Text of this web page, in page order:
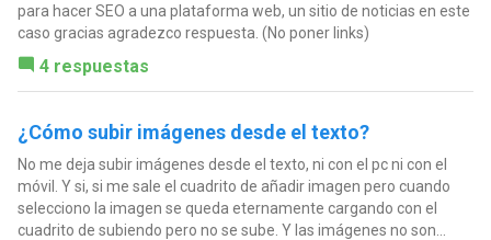
para hacer SEO a una plataforma web, un sitio de noticias en este
caso gracias agradezco respuesta. (No poner links)
4 respuestas
¿Cómo subir imágenes desde el texto?
No me deja subir imágenes desde el texto, ni con el pc ni con el
móvil. Y si, si me sale el cuadrito de añadir imagen pero cuando
selecciono la imagen se queda eternamente cargando con el
cuadrito de subiendo pero no se sube. Y las imágenes no son...